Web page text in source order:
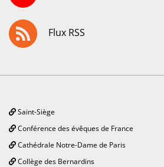
Flux RSS
Saint-Siège
Conférence des évêques de France
Cathédrale Notre-Dame de Paris
Collège des Bernardins